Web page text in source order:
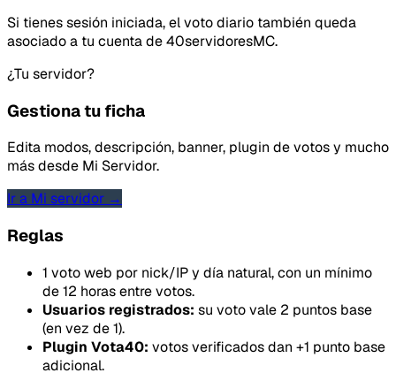
Si tienes sesión iniciada, el voto diario también queda
asociado a tu cuenta de 40servidoresMC.
¿Tu servidor?
Gestiona tu ficha
Edita modos, descripción, banner, plugin de votos y mucho
más desde Mi Servidor.
Ir a Mi servidor →
Reglas
1 voto web por nick/IP y día natural, con un mínimo
de 12 horas entre votos.
Usuarios registrados: su voto vale 2 puntos base
(en vez de 1).
Plugin Vota40: votos verificados dan +1 punto base
adicional.